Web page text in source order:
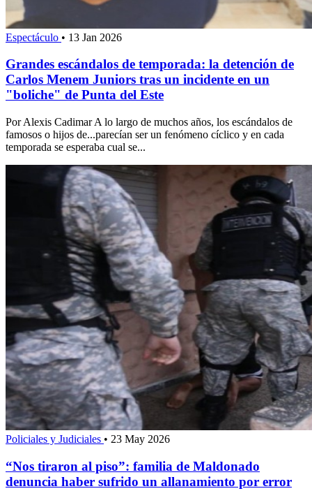
Espectáculo • 13 Jan 2026
Grandes escándalos de temporada: la detención de
Carlos Menem Juniors tras un incidente en un
"boliche" de Punta del Este
Por Alexis Cadimar A lo largo de muchos años, los escándalos de
famosos o hijos de...parecían ser un fenómeno cíclico y en cada
temporada se esperaba cual se...
Policiales y Judiciales • 23 May 2026
“Nos tiraron al piso”: familia de Maldonado
denuncia haber sufrido un allanamiento por error